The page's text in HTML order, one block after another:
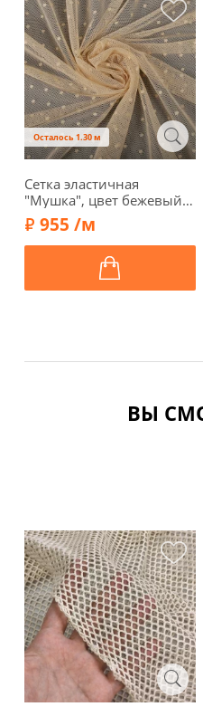
Осталось 1.30 м
Сетка эластичная
"Мушка", цвет бежевый,
TBY.00128-03
955 /м
ВЫ